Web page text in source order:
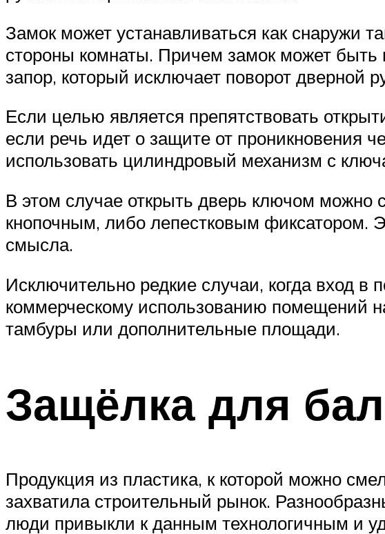
Замок может устанавливаться как снаружи
стороны комнаты. Причем замок может
запор, который исключает поворот дверной
Если целью является препятствовать
если речь идет о защите от проникновения
использовать цилиндровый механизм с
В этом случае открыть дверь ключом можно
кнопочным, либо лепестковым фиксатором.
смысла.
Исключительно редкие случаи, когда вход в
коммерческому использованию помещений
тамбуры или дополнительные площади.
Защёлка для
Продукция из пластика, к которой можно
захватила строительный рынок.
люди привыкли к данным технологичным и